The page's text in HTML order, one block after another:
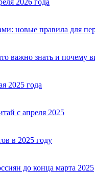
2026 года
новые правила для
важно знать и почему
2025 года
с апреля 2025
в 2025 году
до конца марта 2025